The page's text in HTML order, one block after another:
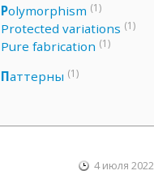
Polymorphism (1)
Protected variations (1)
Pure fabrication (1)
Паттерны (1)
4 июля 2022